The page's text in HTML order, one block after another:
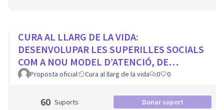
CURA AL LLARG DE LA VIDA:
DESENVOLUPAR LES SUPERILLES SOCIALS
COM A NOU MODEL D’ATENCIÓ, DE
PROXIMITAT I COMUNITARI.
Proposta oficial Cura al llarg de la vida 0 0
60 Suports Donar suport